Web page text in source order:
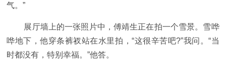
气。”
展厅墙上的一张照片中，傅靖生正在拍一个雪景。雪哗
哗地下，他穿条裤衩站在水里拍，“这很辛苦吧?”我问。“当
时都没有，特别幸福。”他答。